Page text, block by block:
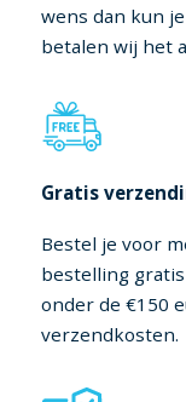
wens dan kun
betalen wij het
Gratis
Bestel je voor
bestelling
onder de €150
verzendkosten.